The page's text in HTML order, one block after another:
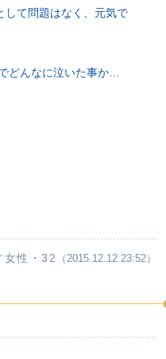
して問題はなく、元気で
どんなに泣いた事か…
女性・32 （2015.12.12 23:52）